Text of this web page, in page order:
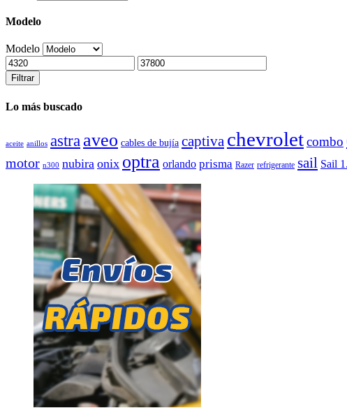
Modelo
Modelo
Filtrar
Lo más buscado
aceite anillos astra aveo cables de bujía captiva chevroletcombo
motor n300 nubira onix optra orlando prisma Razer refrigerante sail Sail